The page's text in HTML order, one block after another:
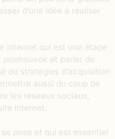
d’une idée à réaliser
internet qui est une étape
et parler de
de stratégies d’acquisition
aussi du coup de
les réseaux sociaux,
internet.
pose et qui est essentiel